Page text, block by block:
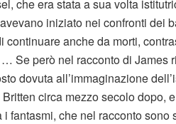
che era stata a sua volta
iniziato nei confronti dei
continuare anche da morti,
Se però nel racconto di James
dovuta all’immaginazione
circa mezzo secolo dopo,
i fantasmi, che nel racconto